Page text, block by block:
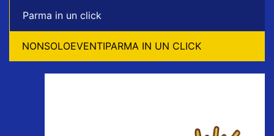
Parma in un click
NONSOLOEVENTIPARMA IN UN CLICK